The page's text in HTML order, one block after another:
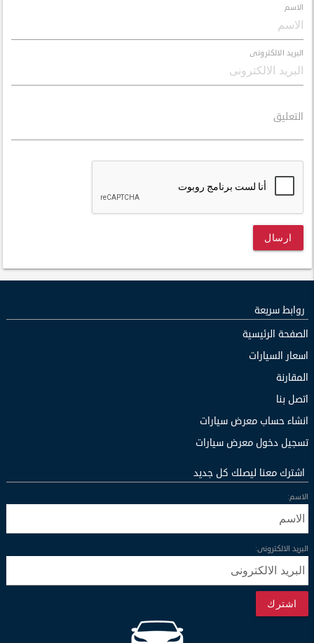
الاسم
البريد الالكترونى
التعليق
ارسال
روابط سريعة
الصفحة الرئيسية
اسعار السيارات
المقارنة
اتصل بنا
انشاء حساب معرض سيارات
تسجيل دخول معرض سيارات
اشترك معنا ليصلك كل جديد
الاسم:
البريد الالكترونى:
اشترك